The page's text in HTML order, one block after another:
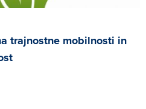
trajnostne mobilnosti in